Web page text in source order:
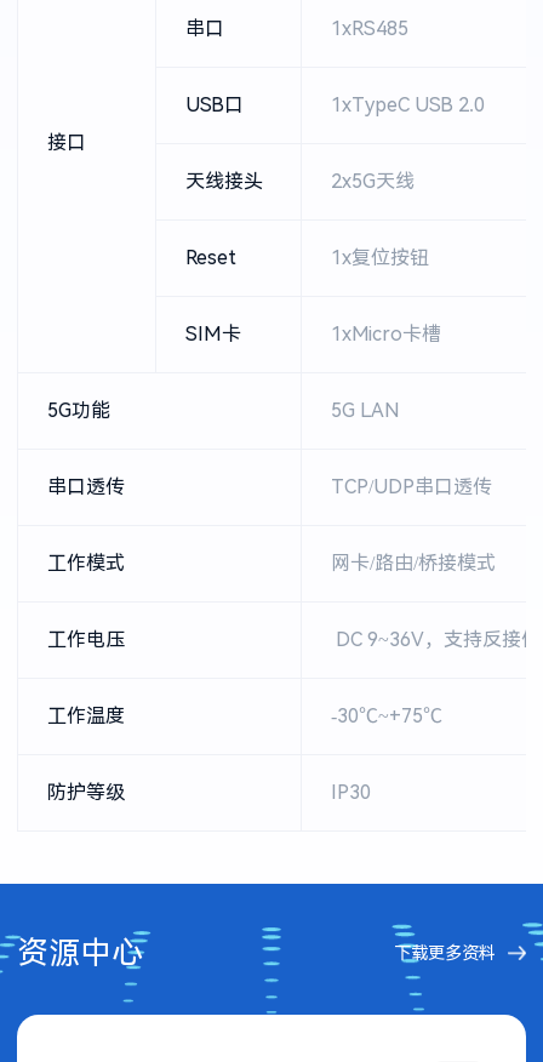
接口
串口 1xRS485
USB口 1xTypeC USB 2.0
天线接头 2x5G天线
Reset 1x复位按钮
SIM卡 1xMicro卡槽
5G功能 5G LAN
串口透传 TCP/UDP串口透传
工作模式 网卡/路由/桥接模式
工作电压 DC 9~36V，支持反接
工作温度 -30℃~+75℃
防护等级 IP30
资源中心 下载更多资料